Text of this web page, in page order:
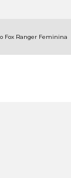
Fox Ranger Feminina